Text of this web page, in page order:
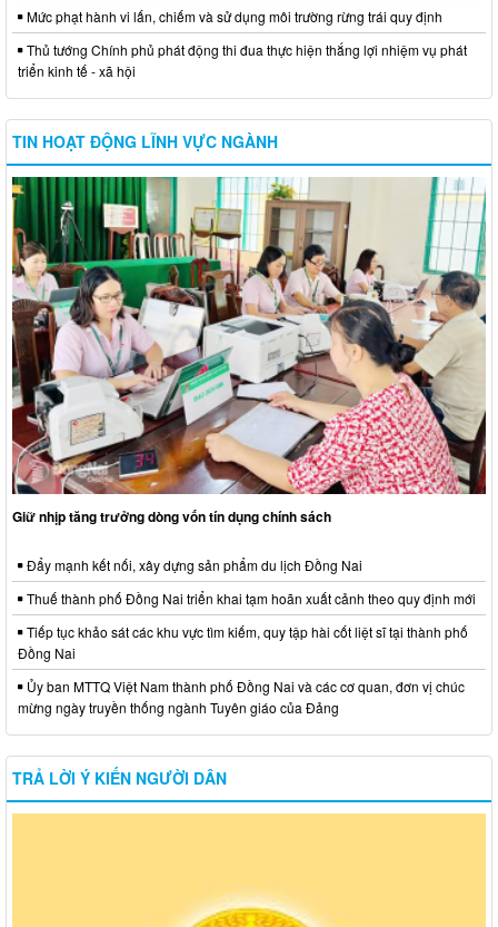
Mức phạt hành vi lấn, chiếm và sử dụng môi trường rừng trái quy định
Thủ tướng Chính phủ phát động thi đua thực hiện thắng lợi nhiệm vụ phát
triển kinh tế - xã hội
TIN HOẠT ĐỘNG LĨNH VỰC NGÀNH
Giữ nhịp tăng trưởng dòng vốn tín dụng chính sách
Đẩy mạnh kết nối, xây dựng sản phẩm du lịch Đồng Nai
Thuế thành phố Đồng Nai triển khai tạm hoãn xuất cảnh theo quy định mới
Tiếp tục khảo sát các khu vực tìm kiếm, quy tập hài cốt liệt sĩ tại thành phố
Đồng Nai
Ủy ban MTTQ Việt Nam thành phố Đồng Nai và các cơ quan, đơn vị chúc
mừng ngày truyền thống ngành Tuyên giáo của Đảng
TRẢ LỜI Ý KIẾN NGƯỜI DÂN